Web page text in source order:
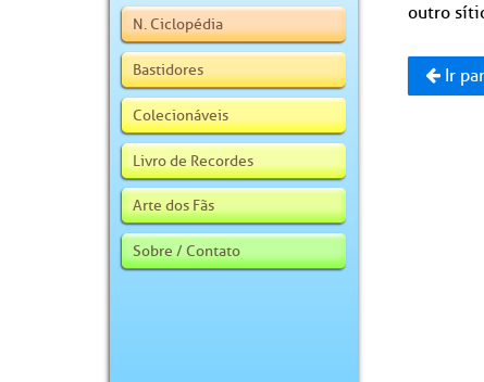
N. Ciclopédia
Bastidores
Colecionáveis
Livro de Recordes
Arte dos Fãs
Sobre / Contato
outro
Ir